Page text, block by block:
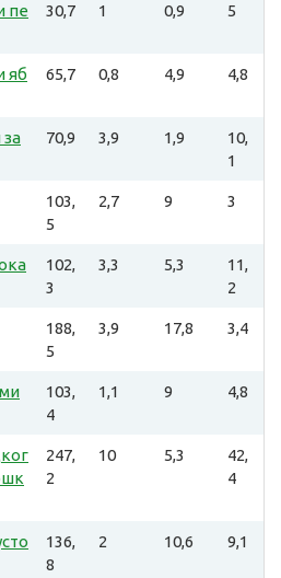
пе
30,7 1 0,9 5
яб
65,7 0,8 4,9 4,8
70,9 3,9 1,9
10,
1
103,
5
2,7 9 3
102,
3
3,3 5,3
11,
2
188,
5
3,9 17,8 3,4
103,
4
1,1 9 4,8
247,
2
10 5,3
42,
4
136,
8
2 10,6 9,1